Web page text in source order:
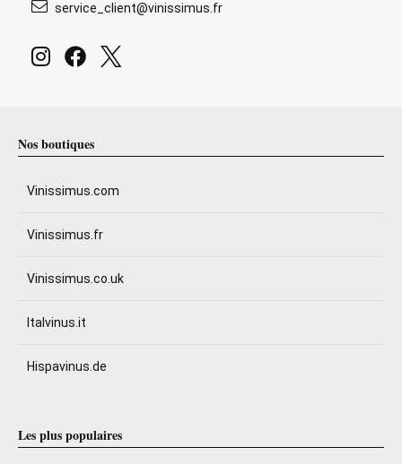
service_client@vinissimus.fr
Nos boutiques
Vinissimus.com
Vinissimus.fr
Vinissimus.co.uk
Italvinus.it
Hispavinus.de
Les plus populaires